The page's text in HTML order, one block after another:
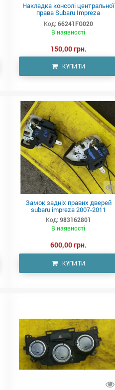
Накладка консолі центральної
права Subaru Impreza
66241FG020
Код: 66241FG020
В наявності
150,00 грн.
КУПИТИ
Замок задніх правих дверей
subaru impreza 2007-2011
Код: 983162801
В наявності
600,00 грн.
КУПИТИ